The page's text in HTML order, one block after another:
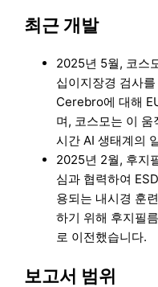
최근 개발
2025년 5월, 코스
십이지장경 검사
Cerebro에 대해
며, 코스모는 이 움
시간 AI 생태계의
2025년 2월, 후지
심과 협력하여
용되는 내시경 훈
하기 위해 후지필
로 이전했습니다.
보고서 범위